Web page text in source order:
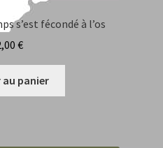
s’est fécondé à l’os
€
panier